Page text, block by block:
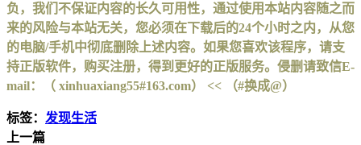
负，我们不保证内容的长久可用性，通过使用本站内容随之而
来的风险与本站无关，您必须在下载后的24个小时之内，从您
的电脑/手机中彻底删除上述内容。如果您喜欢该程序，请支
持正版软件，购买注册，得到更好的正版服务。侵删请致信E-
mail：（ xinhuaxiang55#163.com） << （#换成@）
标签： 发现生活
上一篇